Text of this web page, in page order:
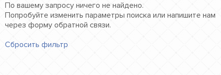
По вашему запросу ничего не найдено.
Попробуйте изменить параметры поиска или напишите нам
через форму обратной связи.
Сбросить фильтр